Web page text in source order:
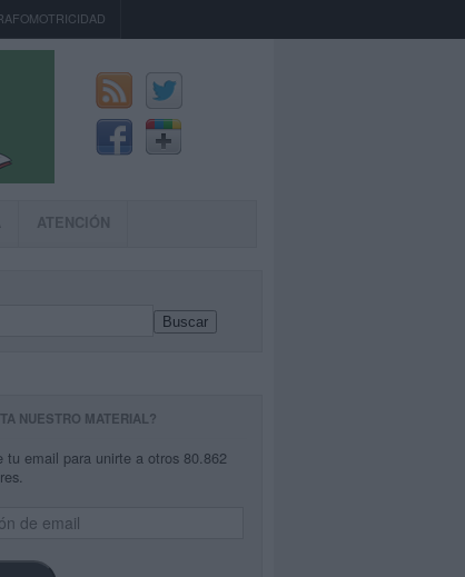
ATENCIÓN
Buscar
NUESTRO MATERIAL?
tu email para unirte a otros 80.862